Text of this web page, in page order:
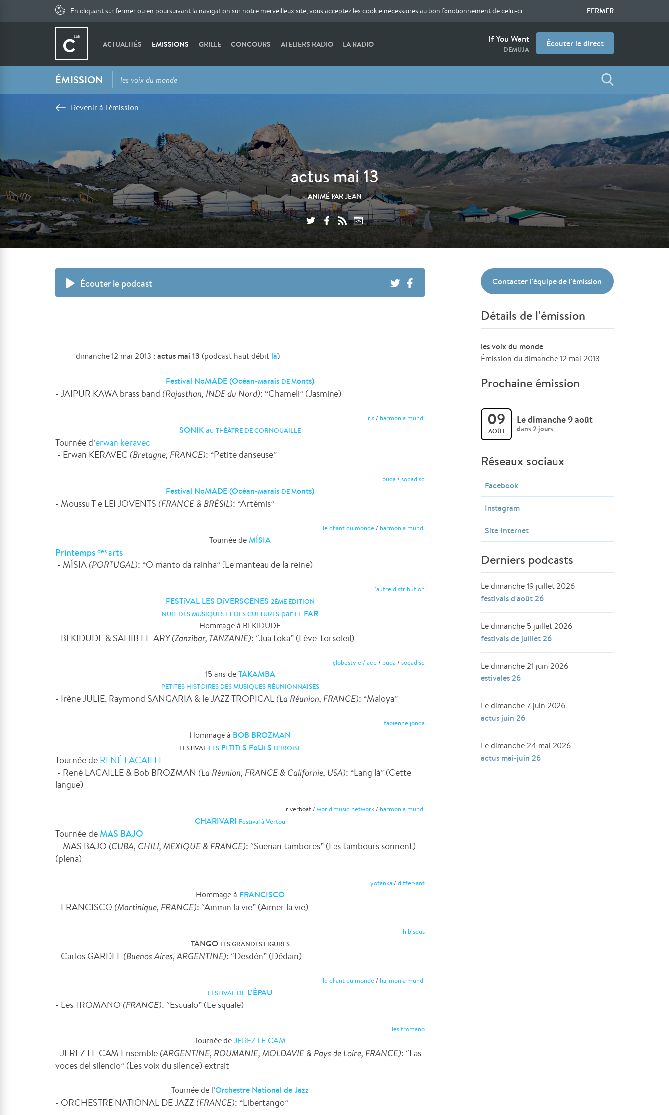
En cliquant sur fermer ou en poursuivant la navigation sur notre merveilleux site, vous acceptez les cookie nécessaires au bon fonctionnement de celui-ci FERMER
ACTUALITÉS EMISSIONS GRILLE CONCOURS ATELIERS RADIO LA RADIO If You Want
DEMUJA
Écouter le direct
ÉMISSION les voix du monde
Revenir à l'émission
actus mai 13
ANIMÉ PARJEAN
Écouter le podcast
dimanche 12 mai 2013 : actus mai 13 (podcast haut débit là)
Festival NoMADE (Océan-Marais DEMonts)
- JAIPUR KAWA brass band (Rajasthan, INDE du Nord): “Chameli” (Jasmine)
iris/ harmonia mundi
SONIKau THÉÂTRE DE CORNOUAILLE
Tournée d’erwan keravec
- Erwan KERAVEC (Bretagne, FRANCE): “Petite danseuse”
buda/ socadisc
Festival NoMADE (Océan-Marais DEMonts)
- Moussu T e LEI JOVENTS (FRANCE & BRÉSIL): “Artémis”
le chant du monde/ harmonia mundi
Tournée deMÍSIA
Printempsdesarts
- MÍSIA (PORTUGAL): “O manto da rainha” (Le manteau de la reine)
l’autre distribution
FESTiVAL LES DiVERSCENES 2ÈME ÉDITION
NUIT DES MUSIQUES ET DES CULTURES par LE FAR
Hommage à BI KIDUDE
- BI KIDUDE & SAHIB EL-ARY(Zanzibar, TANZANIE): “Jua toka” (Lève-toi soleil)
globestyle / ace/ buda/ socadisc
15 ans deTAKAMBA
PETITES HISTOIRES DESMUSIQUES RÉUNIONNAISES
- Irène JULIE, Raymond SANGARIA & le JAZZ TROPICAL (La Réunion, FRANCE): “Maloya”
fabienne jonca
Hommage à BOB BROZMAN
FESTiVAL LESPETiTES FoLiES D’IROISE
Tournée de RENÉ LACAILLE
- René LACAILLE & Bob BROZMAN (La Réunion, FRANCE & Californie, USA): “Lang là” (Cette
langue)
riverboat / world music network/ harmonia mundi
CHARIVARI Festival à Vertou
Tournée de MAS BAJO
- MAS BAJO (CUBA, CHILI, MEXIQUE & FRANCE): “Suenan tambores” (Les tambours sonnent)
(plena)
yotanka/ differ-ant
Hommage à FRANCISCO
- FRANCISCO (Martinique, FRANCE): “Ainmin la vie” (Aimer la vie)
hibiscus
TANGO LES GRANDES FIGURES
- Carlos GARDEL (Buenos Aires, ARGENTINE): “Desdén” (Dédain)
le chant du monde/ harmonia mundi
FESTIVAL DE L’ÉPAU
- Les TROMANO (FRANCE): “Escualo” (Le squale)
les tromano
Tournée deJEREZ LE CAM
- JEREZ LE CAM Ensemble (ARGENTINE, ROUMANIE, MOLDAVIE & Pays de Loire, FRANCE): “Las
voces del silencio” (Les voix du silence) extrait
Tournée de l’Orchestre National de Jazz
- ORCHESTRE NATIONAL DE JAZZ (FRANCE): “Libertango”
Contacter l'équipe de l'émission
Détails de l'émission
les voix du monde
Émission du dimanche 12 mai 2013
Prochaine émission
09
AOÛT
Le dimanche 9 août
dans 2 jours
Réseaux sociaux
Facebook
Instagram
Site Internet
Derniers podcasts
Le dimanche 19 juillet 2026
festivals d'août 26
Le dimanche 5 juillet 2026
festivals de juillet 26
Le dimanche 21 juin 2026
estivales 26
Le dimanche 7 juin 2026
actus juin 26
Le dimanche 24 mai 2026
actus mai-juin 26